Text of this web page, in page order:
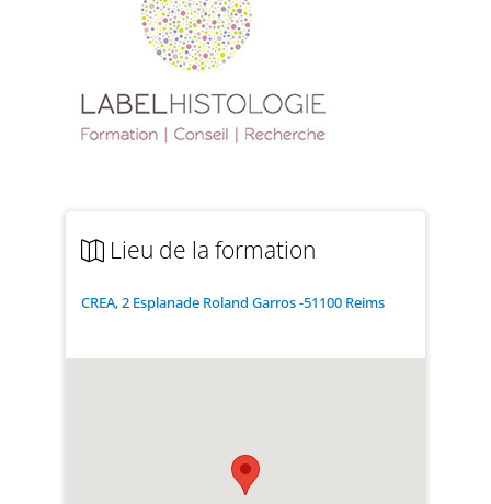
Lieu de la formation
CREA, 2 Esplanade Roland Garros -51100 Reims